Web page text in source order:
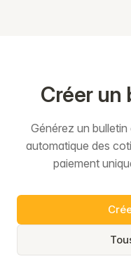
Créer un
Générez un
automatique des
paiement